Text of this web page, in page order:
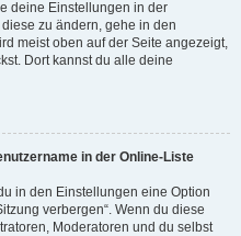
deine Einstellungen in der
zu ändern, gehe in den
meist oben auf der Seite angezeigt,
Dort kannst du alle deine
in der Online-Liste
in den Einstellungen eine Option
verbergen“. Wenn du diese
Moderatoren und du selbst